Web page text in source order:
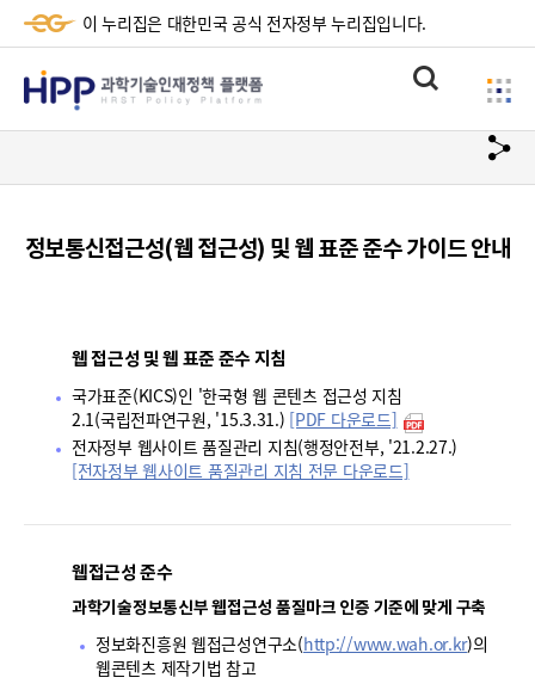
이 누리집은 대한민국 공식 전자정부 누리집입니다.
HPP
과
술
HRST
Policy
Platform
통
합
색
사
이
메
url
복
하
정보통신접근성(웹 접근성) 및 웹 표준 준수 가이드 안내
웹 접근성 및 웹 표준 준수 지침
국가표준(KICS)인 '한국형 웹 콘텐츠 접근성 지침
2.1(국립전파연구원, '15.3.31.) [PDF 다운로드]
전자정부 웹사이트 품질관리 지침(행정안전부, '21.2.27.)
[전자정부 웹사이트 품질관리 지침 전문 다운로드]
웹접근성 준수
과학기술정보통신부 웹접근성 품질마크 인증 기준에 맞게 구축
정보화진흥원 웹접근성연구소(http://www.wah.or.kr)의
웹콘텐츠 제작기법 참고